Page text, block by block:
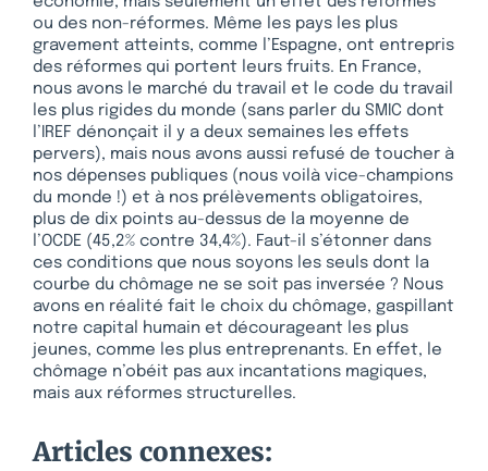
ou des non-réformes. Même les pays les plus
gravement atteints, comme l’Espagne, ont entrepris
des réformes qui portent leurs fruits. En France,
nous avons le marché du travail et le code du travail
les plus rigides du monde (sans parler du SMIC dont
l’IREF dénonçait il y a deux semaines les effets
pervers), mais nous avons aussi refusé de toucher à
nos dépenses publiques (nous voilà vice-champions
du monde !) et à nos prélèvements obligatoires,
plus de dix points au-dessus de la moyenne de
l’OCDE (45,2% contre 34,4%). Faut-il s’étonner dans
ces conditions que nous soyons les seuls dont la
courbe du chômage ne se soit pas inversée ? Nous
avons en réalité fait le choix du chômage, gaspillant
notre capital humain et décourageant les plus
jeunes, comme les plus entreprenants. En effet, le
chômage n’obéit pas aux incantations magiques,
mais aux réformes structurelles.
Articles connexes: